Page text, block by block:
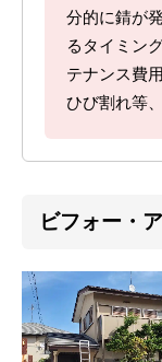
分的に錆が
るタイミン
テナンス費
ひび割れ等
ビフォー・